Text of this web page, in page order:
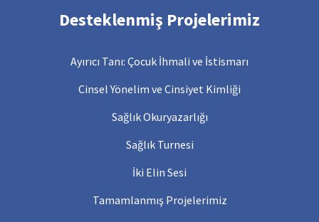
Desteklenmiş Projelerimiz
Ayırıcı Tanı: Çocuk İhmali ve İstismarı
Cinsel Yönelim ve Cinsiyet Kimliği
Sağlık Okuryazarlığı
Sağlık Turnesi
İki Elin Sesi
Tamamlanmış Projelerimiz